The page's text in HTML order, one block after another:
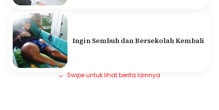
Ingin Sembuh dan Bersekolah Kembali
Swipe untuk lihat berita lainnya